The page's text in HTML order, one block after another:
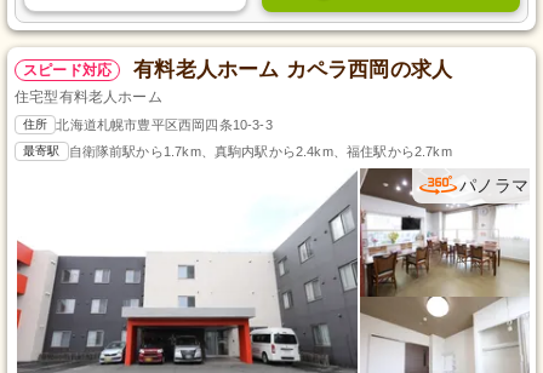
スピード対応 有料老人ホーム カペラ西岡の求人
住宅型有料老人ホーム
住所 北海道札幌市豊平区西岡四条10-3-3
最寄駅 自衛隊前駅から1.7km、真駒内駅から2.4km、福住駅から2.7km
パノラマ